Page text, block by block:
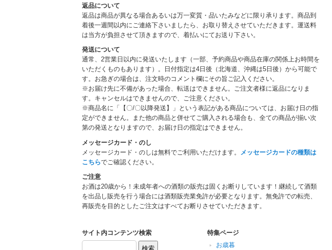
返品について
返品は商品が異なる場合あるいは万一変質・品いたみなどに限り承ります。商品到
着後一週間以内にご連絡下さいましたら、お取り替えさせていただきます。運送料
は当方が負担させて頂きますので、着払いにてお送り下さい。
発送について
通常、2営業日以内に発送いたします（一部、予約商品や商品在庫の関係上お時間を
いただくものもあります）。日付指定は4日後（北海道、沖縄は5日後）から可能で
す。お急ぎの場合は、注文時のコメント欄にその旨ご記入ください。
※お届け先に不備があった場合、転送はできません。ご注文者様に返品になりま
す。キャンセルはできませんので、ご注意ください。
※商品名に「【〇/〇以降発送】」という表記がある商品については、お届け日の指
定ができません。また他の商品と併せてご購入される場合も、全ての商品が揃い次
第の発送となりますので、お届け日の指定はできません。
メッセージカード・のし
メッセージカード・のしは無料でご利用いただけます。
メッセージカードの種類は
こちらでご確認ください。
ご注意
お酒は20歳から！未成年者への酒類の販売は固くお断りしています！継続して酒類
を出品し販売を行う場合には酒類販売業免許が必要となります。無免許での転売、
再販売を目的としたご注文はすべてお断りさせていただきます。
サイト内コンテンツ検索
特集ページ
お歳暮